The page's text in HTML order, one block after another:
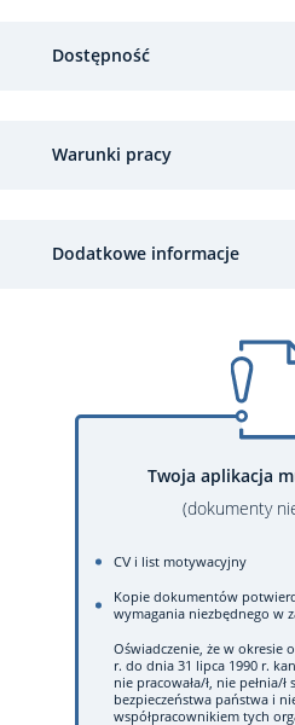
Dostępność
Warunki pracy
Dodatkowe informacje
Twoja aplikacja
(dokumenty
CV i list motywacyjny
Kopie dokumentów
wymagania niezbędnego w
Oświadczenie, że w okresie
r. do dnia 31 lipca 1990 r.
nie pracowała/ł, nie pełnia/ł
bezpieczeństwa państwa i
współpracownikiem tych